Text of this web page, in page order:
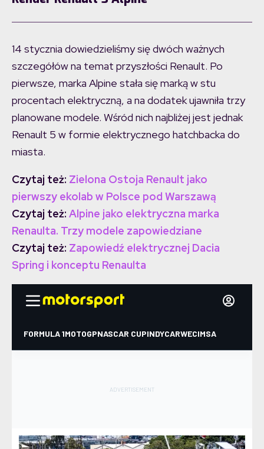
14 stycznia dowiedzieliśmy się dwóch ważnych
szczegółów na temat przyszłości Renault. Po
pierwsze, marka Alpine stała się marką w stu
procentach elektryczną, a na dodatek ujawniła trzy
planowane modele. Wśród nich najbliżej jest jednak
Renault 5 w formie elektrycznego hatchbacka do
miasta.
Czytaj też: Zielona Ostoja Renault jako
pierwszy ekolab w Polsce pod Warszawą
Czytaj też: Alpine jako elektryczna marka
Renaulta. Trzy modele zapowiedziane
Czytaj też: Zapowiedź elektrycznej Dacia
Spring i konceptu Renaulta